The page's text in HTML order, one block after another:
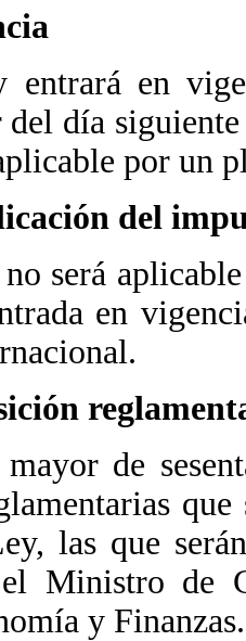
entrará en
del día
por un
del
será
en
de
las que
el Ministro de
y Finanzas.